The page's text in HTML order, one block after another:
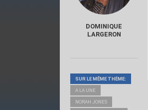
DOMINIQUE
LARGERON
SUR LE MÊME THÈME:
A LA UNE
NORAH JONES